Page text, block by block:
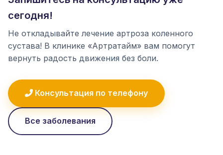
сегодня!
Не откладывайте лечение артроза коленного
сустава! В клинике «Артратайм» вам помогут
вернуть радость движения без боли.
Консультация по телефону
Все заболевания